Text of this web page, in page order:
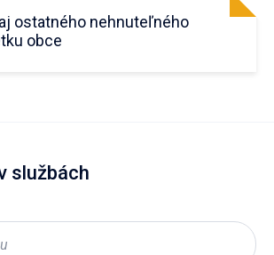
ostatného nehnuteľného
obce
službách